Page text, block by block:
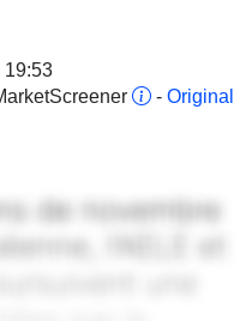
19:53
- Original